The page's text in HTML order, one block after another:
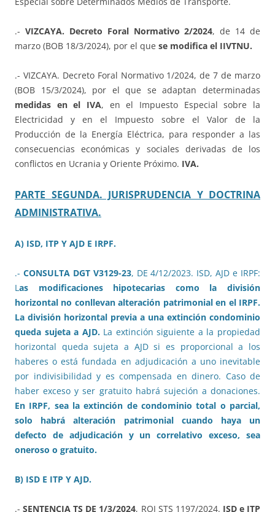
.- VIZCAYA. Decreto Foral Normativo 2/2024, de 14 de
marzo (BOB 18/3/2024), por el que se modifica el IIVTNU.
.- VIZCAYA. Decreto Foral Normativo 1/2024, de 7 de marzo
(BOB 15/3/2024), por el que se adaptan determinadas
medidas en el IVA, en el Impuesto Especial sobre la
Electricidad y en el Impuesto sobre el Valor de la
Producción de la Energía Eléctrica, para responder a las
consecuencias económicas y sociales derivadas de los
conflictos en Ucrania y Oriente Próximo. IVA.
PARTE SEGUNDA. JURISPRUDENCIA Y DOCTRINA
ADMINISTRATIVA.
A) ISD, ITP Y AJD E IRPF.
.- CONSULTA DGT V3129-23, DE 4/12/2023. ISD, AJD e IRPF:
Las modificaciones hipotecarias como la división
horizontal no conllevan alteración patrimonial en el IRPF.
La división horizontal previa a una extinción condominio
queda sujeta a AJD.La extinción siguiente a la propiedad
horizontal queda sujeta a AJD si es proporcional a los
haberes o está fundada en adjudicación a uno inevitable
por indivisibilidad y es compensada en dinero. Caso de
haber exceso y ser gratuito habrá sujeción a donaciones.
En IRPF, sea la extinción de condominio total o parcial,
solo habrá alteración patrimonial cuando haya un
defecto de adjudicación y un correlativo exceso, sea
oneroso o gratuito.
B) ISD E ITP Y AJD.
.-SENTENCIA TS DE 1/3/2024, ROJ STS 1197/2024. ISD e ITP